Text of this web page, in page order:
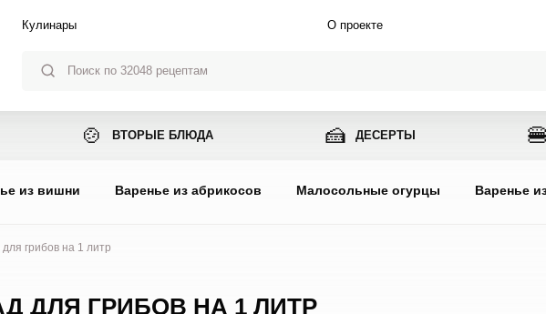
Кулинары О проекте
🍲 ВТОРЫЕ БЛЮДА 🍰 ДЕСЕРТЫ 🍔
из вишни Варенье из абрикосов Малосольные огурцы Варенье
грибов на 1 литр
ДЛЯ ГРИБОВ НА 1 ЛИТР